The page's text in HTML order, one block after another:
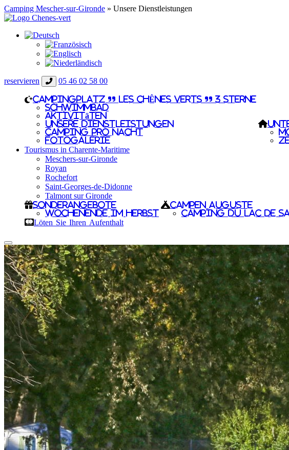
Camping Mescher-sur-Gironde » Unsere Dienstleistungen
reservieren 05 46 02 58 00
CAMPINGPLATZ ” LES CHÊNES VERTS ” 3 STERNE
Schwimmbad
Aktivitäten
Unsere Dienstleistungen
Camping pro nacht
Fotogalerie
Tourismus in Charente-Maritime
Meschers-sur-Gironde
Royan
Rochefort
Saint-Georges-de-Didonne
Talmont sur Gironde
Sonderangebote
Wochenende im Herbst
Campen auguste
Camping du Lac de
Löten Sie Ihren Aufenthalt